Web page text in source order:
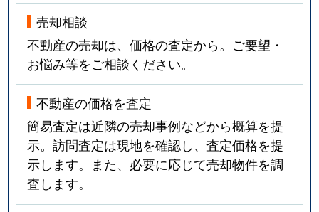
売却相談
不動産の売却は、価格の査定から。ご要望・
お悩み等をご相談ください。
不動産の価格を査定
簡易査定は近隣の売却事例などから概算を提
示。訪問査定は現地を確認し、査定価格を提
示します。また、必要に応じて売却物件を調
査します。